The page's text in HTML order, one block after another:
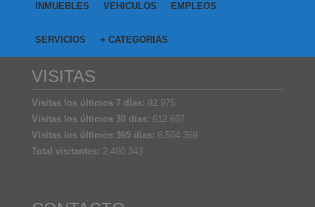
INMUEBLES VEHICULOS EMPLEOS
SERVICIOS + CATEGORIAS
VISITAS
Visitas los últimos 7 días: 92.975
Visitas los últimos 30 días: 612.607
Visitas los últimos 365 días: 6.504.369
Total visitantes: 2.490.343